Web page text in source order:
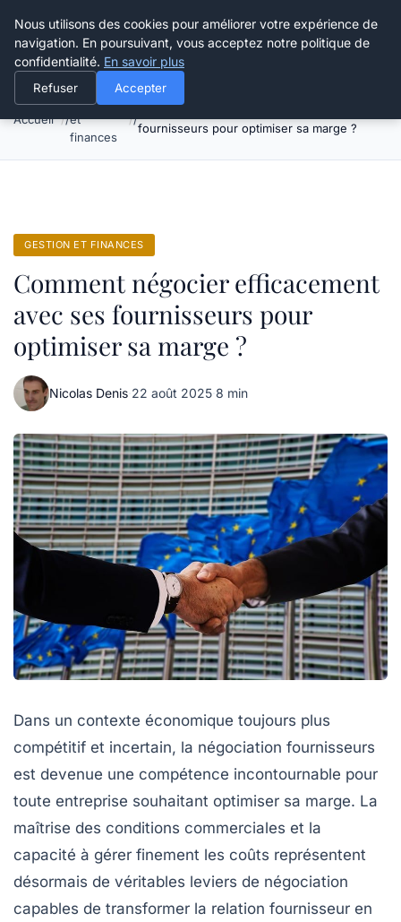
Grikoo
Accueil
Gestion
et
finances
fournisseurs pour optimiser sa marge ?
GESTION ET FINANCES
Comment négocier efficacement
avec ses fournisseurs pour
optimiser sa marge ?
Nicolas Denis·22 août 2025·8 min
Dans un contexte économique toujours plus
compétitif et incertain, la négociation fournisseurs
est devenue une compétence incontournable pour
toute entreprise souhaitant optimiser sa marge. La
maîtrise des conditions commerciales et la
capacité à gérer finement les coûts représentent
désormais de véritables leviers de négociation
capables de transformer la relation fournisseur en
Nous utilisons des cookies pour améliorer votre expérience de
navigation. En poursuivant, vous acceptez notre politique de
confidentialité. En savoir plus
Refuser Accepter